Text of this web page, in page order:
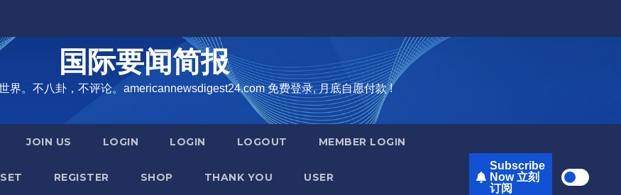
国际要闻简报
界。不八卦，不评论。americannewsdigest24.com 免费登录, 月底自愿付款 !
JOIN US LOGIN LOGIN LOGOUT MEMBER LOGIN
REGISTER SHOP THANK YOU USER
Subscribe
Now 立刻
订阅